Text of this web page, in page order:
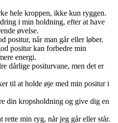
hele kroppen, ikke kun ryggen.
i min holdning, efter at have
øvelse.
positur, når man går eller løber.
positur kan forbedre min
energi.
dårlige positurvane, men det er
til at holde øje med min positur i
din kropsholdning og give dig en
rette min ryg, når jeg går eller står.